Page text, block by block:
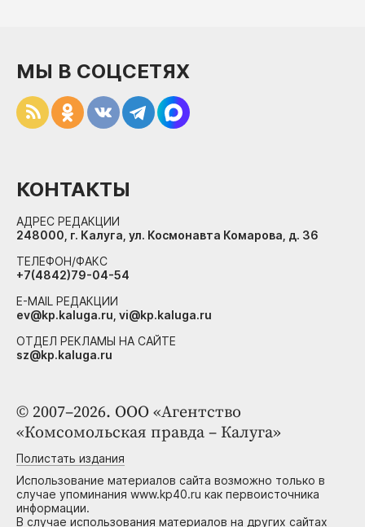
© 2007–2026. ООО «Агентство
«Комсомольская правда – Калуга»
Полистать издания
Использование материалов сайта возможно только в
случае упоминания www.kp40.ru как первоисточника
информации.
В случае использования материалов на других сайтах
МЫ В СОЦСЕТЯХ
КОНТАКТЫ
АДРЕС РЕДАКЦИИ
248000, г. Калуга, ул. Космонавта Комарова, д. 36
ТЕЛЕФОН/ФАКС
+7(4842)79-04-54
E-MAIL РЕДАКЦИИ
ev@kp.kaluga.ru, vi@kp.kaluga.ru
ОТДЕЛ РЕКЛАМЫ НА САЙТЕ
sz@kp.kaluga.ru